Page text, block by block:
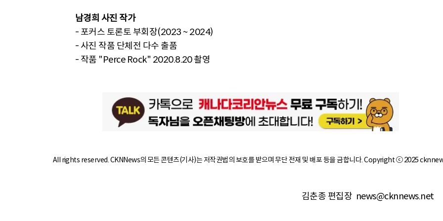
남경희 사진 작가
- 포커스 토론토 부회장(2023 ~ 2024)
- 사진 작품 단체전 다수 출품
- 작품 "Perce Rock" 2020.8.20 촬영
All rights reserved. CKNNews의 모든 콘텐츠(기사)는 저작권법의 보호를 받으며 무단 전재 및 배포 등을 금합니다. Copyright ⓒ 2025
김춘종 편집장 news@cknnews.net